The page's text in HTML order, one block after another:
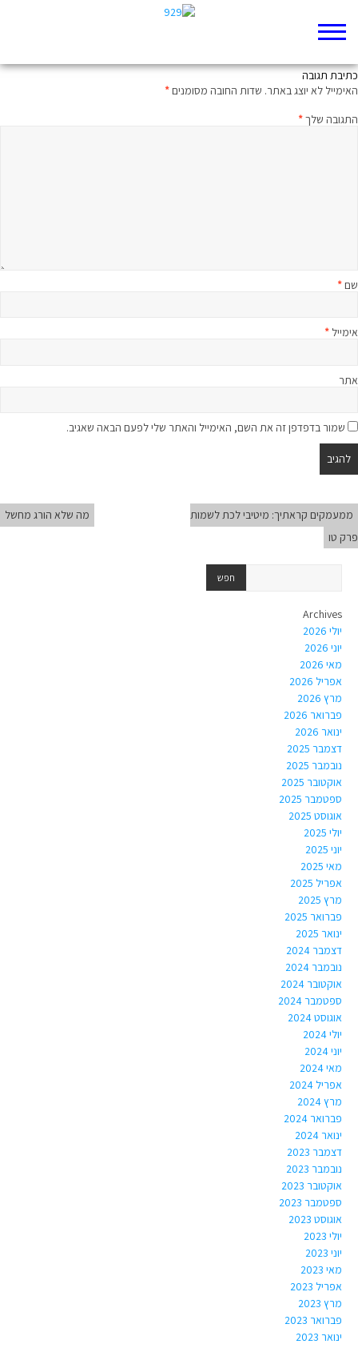
כתיבת תגובה
האימייל לא יוצג באתר. שדות החובה מסומנים*
התגובה שלך*
שם*
אימייל *
אתר
שמור בדפדפן זה את השם, האימייל והאתר שלי לפעם הבאה שאגיב.
ממעמקים קראתיך: מיטיבי לכת לשמות
פרק טו
מה שלא הורג מחשל
Archives
יולי 2026
יוני 2026
מאי 2026
אפריל 2026
מרץ 2026
פברואר 2026
ינואר 2026
דצמבר 2025
נובמבר 2025
אוקטובר 2025
ספטמבר 2025
אוגוסט 2025
יולי 2025
יוני 2025
מאי 2025
אפריל 2025
מרץ 2025
פברואר 2025
ינואר 2025
דצמבר 2024
נובמבר 2024
אוקטובר 2024
ספטמבר 2024
אוגוסט 2024
יולי 2024
יוני 2024
מאי 2024
אפריל 2024
מרץ 2024
פברואר 2024
ינואר 2024
דצמבר 2023
נובמבר 2023
אוקטובר 2023
ספטמבר 2023
אוגוסט 2023
יולי 2023
יוני 2023
מאי 2023
אפריל 2023
מרץ 2023
פברואר 2023
ינואר 2023